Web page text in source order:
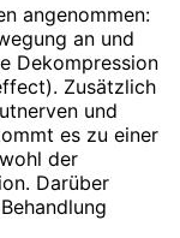
angenommen:
an und
Dekompression
Zusätzlich
und
es zu einer
der
Darüber